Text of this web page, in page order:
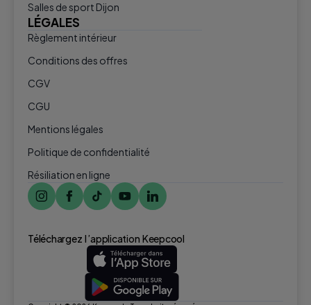
Salles de sport Dijon
LÉGALES
Règlement intérieur
Conditions des offres
CGV
CGU
Mentions légales
Politique de confidentialité
Résiliation en ligne
Téléchargez l ’application Keepcool